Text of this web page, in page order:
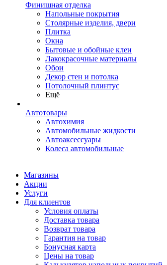
Финишная отделка
Напольные покрытия
Столярные изделия, двери
Плитка
Окна
Бытовые и обойные клеи
Лакокрасочные материалы
Обои
Декор стен и потолка
Потолочный плинтус
Ещё
Автотовары
Автохимия
Автомобильные жидкости
Автоаксессуары
Колеса автомобильные
Магазины
Акции
Услуги
Для клиентов
Условия оплаты
Доставка товара
Возврат товара
Гарантия на товар
Бонусная карта
Цены на товар